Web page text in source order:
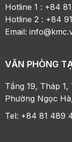
Hotline 1 : +84
Hotline 2 : +84
Email:
VĂN PHÒNG
Tầng 19, Tháp 1,
Phường Ngọc
Tel: +84 81 489